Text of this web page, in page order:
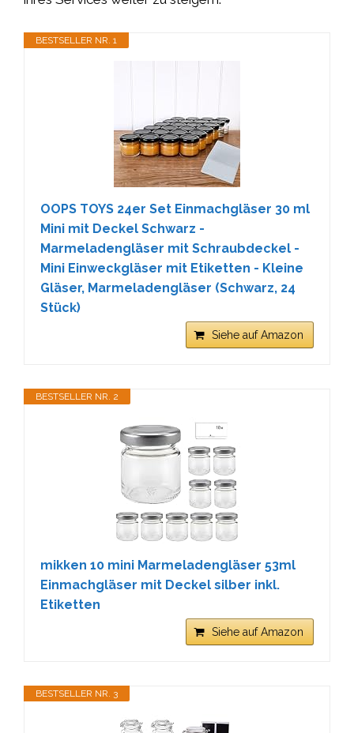
BESTSELLER NR. 1
OOPS TOYS 24er Set Einmachgläser 30 ml
Mini mit Deckel Schwarz -
Marmeladengläser mit Schraubdeckel -
Mini Einweckgläser mit Etiketten - Kleine
Gläser, Marmeladengläser (Schwarz, 24
Stück)
Siehe auf Amazon
BESTSELLER NR. 2
mikken 10 mini Marmeladengläser 53ml
Einmachgläser mit Deckel silber inkl.
Etiketten
Siehe auf Amazon
BESTSELLER NR. 3